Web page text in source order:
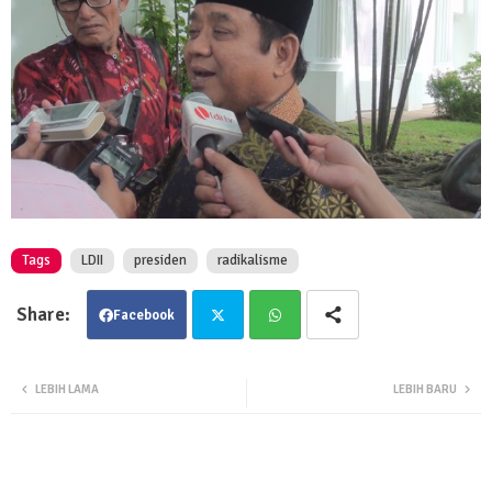
Tags LDII presiden radikalisme
Facebook
LEBIH BARU
LEBIH LAMA